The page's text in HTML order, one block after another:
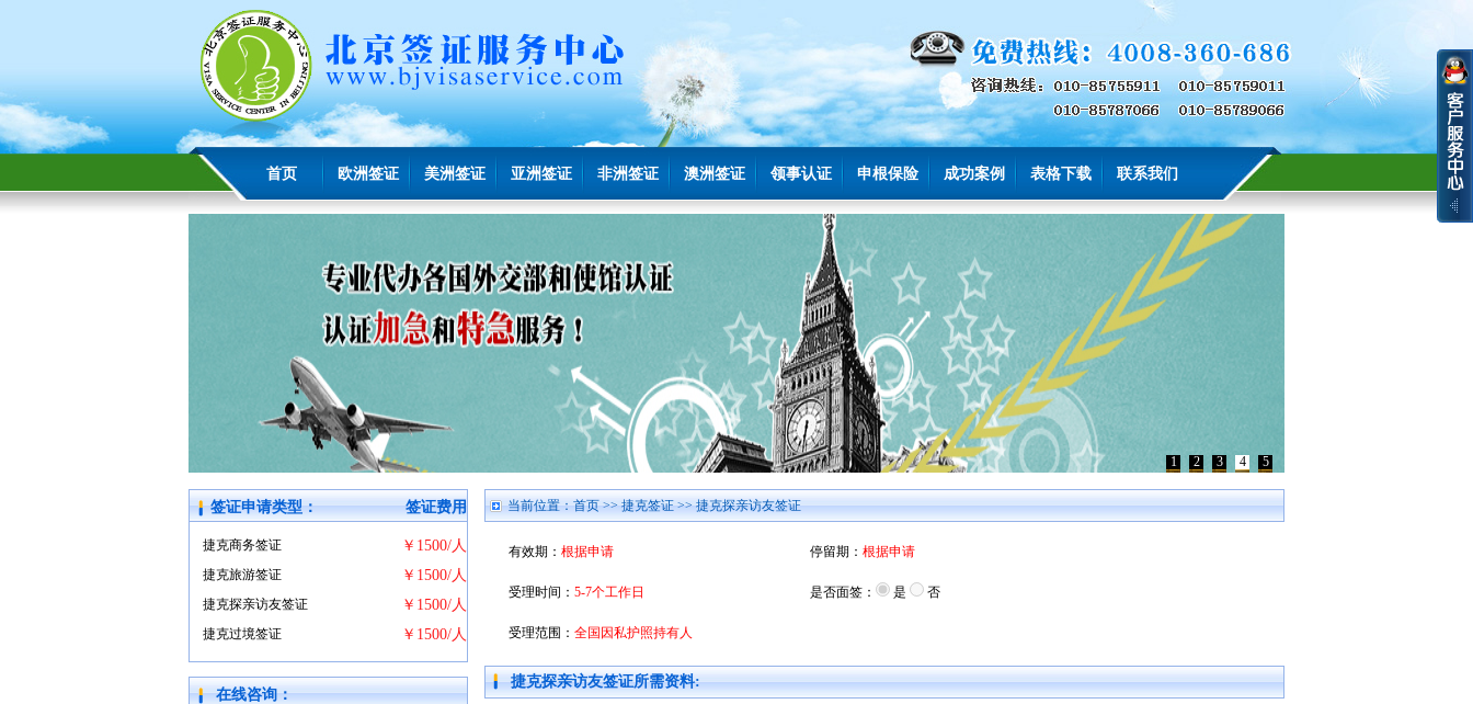
首页 欧洲签证 美洲签证 亚洲签证 非洲签证 澳洲签证 领事认证 申根保险 成功案例 表格下载 联系我们
1 2 3 4 5
签证申请类型： 签证费用
捷克商务签证 ￥1500/人
捷克旅游签证 ￥1500/人
捷克探亲访友签证 ￥1500/人
捷克过境签证 ￥1500/人
在线咨询：
当前位置：首页>>捷克签证>> 捷克探亲访友签证
有效期： 根据申请
受理时间： 5-7个工作日
停留期： 根据申请
是否面签： 是 否
受理范围： 全国因私护照持有人
捷克探亲访友签证所需资料: